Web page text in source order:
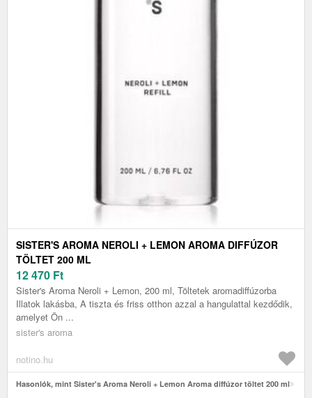
SISTER'S AROMA NEROLI + LEMON AROMA DIFFÚZOR
TÖLTET 200 ML
12 470 Ft
Sister's Aroma Neroli + Lemon, 200 ml, Töltetek aromadiffúzorba
Illatok lakásba, A tiszta és friss otthon azzal a hangulattal kezdődik,
amelyet Ön ...
sister's aroma
notino.hu
Hasonlók, mint Sister's Aroma Neroli + Lemon Aroma diffúzor töltet 200 ml